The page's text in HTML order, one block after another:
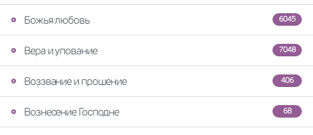
6045
Божья любовь
7048
Вера и упование
406
Воззвание и прошение
68
Вознесение Господне